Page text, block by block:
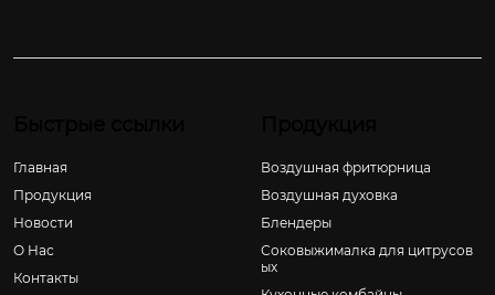
Главная
Продукция
Новости
О Hас
Контакты
Воздушная фритюрница
Воздушная духовка
Блендеры
Соковыжималка для цитрусов
ых